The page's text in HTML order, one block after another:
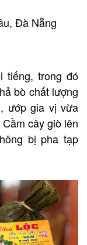
Đà Nẵng
tiếng, trong đó
bò chất lượng
ướp gia vị vừa
cây giò lên
bị pha tạp